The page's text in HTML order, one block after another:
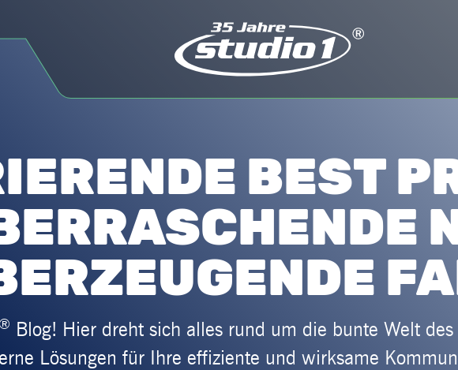
BEST
® Blog! Hier dreht sich alles rund um die bunte Welt
Lösungen für Ihre effiziente und wirksame